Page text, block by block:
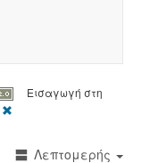
Εισαγωγή στη
Λεπτομερής